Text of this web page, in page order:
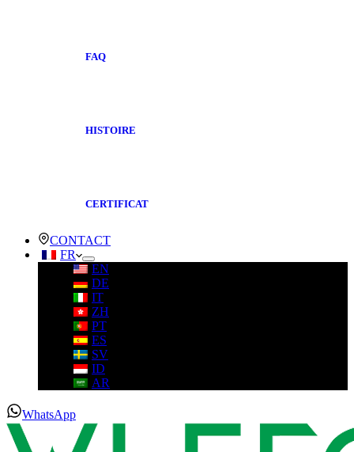
FAQ
HISTOIRE
CERTIFICAT
CONTACT
FR
EN
DE
IT
ZH
PT
ES
SV
ID
AR
WhatsApp